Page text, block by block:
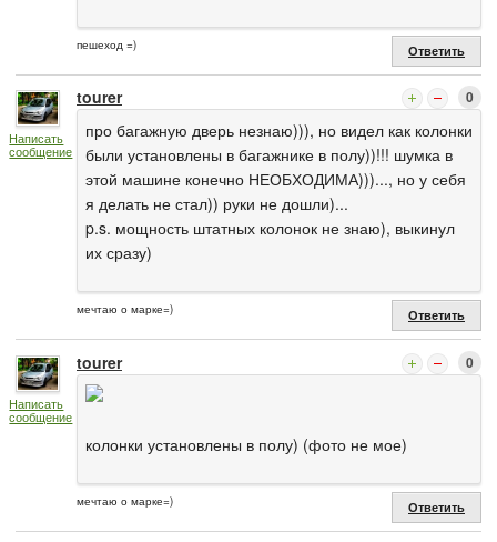
пешеход =) Ответить
Написать
сообщение
tourer 0
про багажную дверь незнаю))), но видел как колонки
были установлены в багажнике в полу))!!! шумка в
этой машине конечно НЕОБХОДИМА)))..., но у себя
я делать не стал)) руки не дошли)...
p.s. мощность штатных колонок не знаю), выкинул
их сразу)
мечтаю о марке=) Ответить
Написать
сообщение
tourer 0
колонки установлены в полу) (фото не мое)
мечтаю о марке=) Ответить